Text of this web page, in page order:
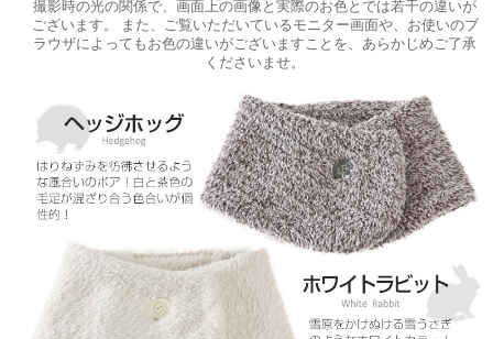
撮影時の光の関係で、画面上の画像と実際のお色とでは若干の違いが
ございます。 また、ご覧いただいているモニター画面や、お使いのブ
ラウザによってもお色の違いがございますことを、あらかじめご了承
くださいませ。